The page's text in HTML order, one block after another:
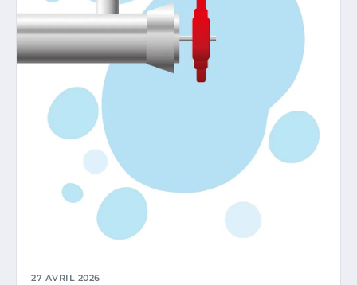
27 AVRIL 2026